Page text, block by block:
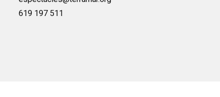
619 197 511